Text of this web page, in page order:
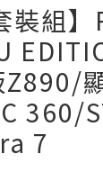
裝組】
360/
7